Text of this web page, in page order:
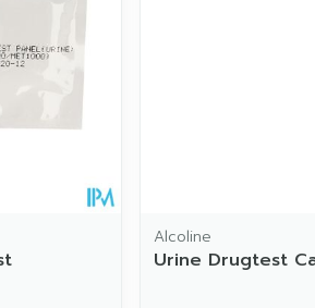
Alcoline
Urine Drugtest